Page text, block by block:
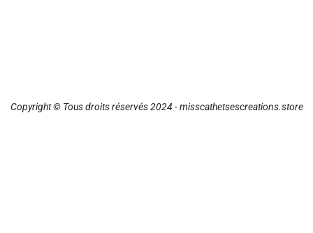
Copyright © Tous droits réservés 2024 - misscathetsescreations.store